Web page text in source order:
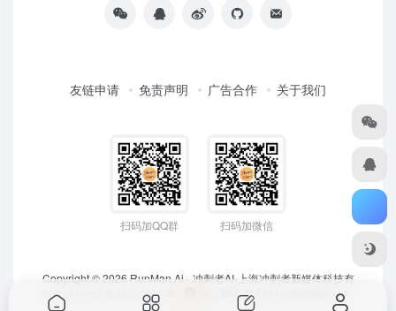
友链申请 免责声明 广告合作 关于我们
扫码加QQ群 扫码加微信
Copyright © 2026 RunMan.Ai - 冲刺者AI-上海冲刺者新媒体科技有
限公司
沪ICP备05007953号 沪公网安备 31010402000911号